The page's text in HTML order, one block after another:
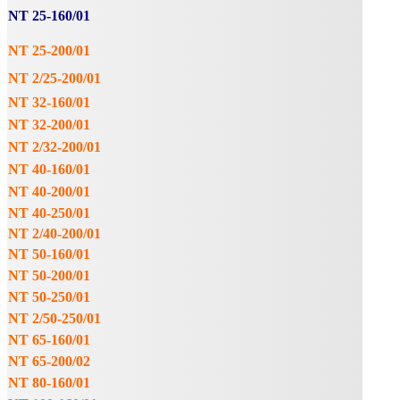
NT 25-160/01
NT 25-200/01
NT 2/25-200/01
NT 32-160/01
NT 32-200/01
NT 2/32-200/01
NT 40-160/01
NT 40-200/01
NT 40-250/01
NT 2/40-200/01
NT 50-160/01
NT 50-200/01
NT 50-250/01
NT 2/50-250/01
NT 65-160/01
NT 65-200/02
NT 80-160/01